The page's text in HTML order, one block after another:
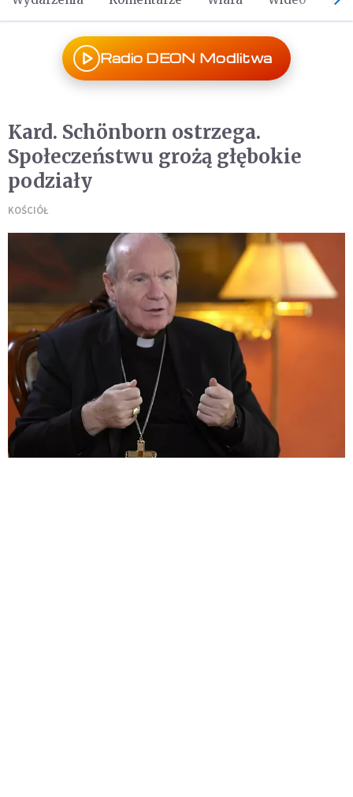
Radio DEON Modlitwa
Kard. Schönborn ostrzega.
Społeczeństwu grożą głębokie
podziały
KOŚCIÓŁ